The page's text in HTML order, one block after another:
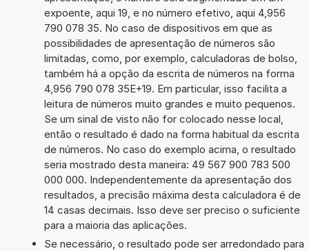
expoente, aqui 19, e no número efetivo, aqui 4,956
790 078 35. No caso de dispositivos em que as
possibilidades de apresentação de números são
limitadas, como, por exemplo, calculadoras de bolso,
também há a opção da escrita de números na forma
4,956 790 078 35E+19. Em particular, isso facilita a
leitura de números muito grandes e muito pequenos.
Se um sinal de visto não for colocado nesse local,
então o resultado é dado na forma habitual da escrita
de números. No caso do exemplo acima, o resultado
seria mostrado desta maneira: 49 567 900 783 500
000 000. Independentemente da apresentação dos
resultados, a precisão máxima desta calculadora é de
14 casas decimais. Isso deve ser preciso o suficiente
para a maioria das aplicações.
Se necessário, o resultado pode ser arredondado para